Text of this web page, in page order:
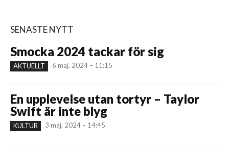
SENASTE NYTT
Smocka 2024 tackar för sig
AKTUELLT 6 maj, 2024 – 11:15
En upplevelse utan tortyr – Taylor
Swift är inte blyg
KULTUR 3 maj, 2024 – 14:45